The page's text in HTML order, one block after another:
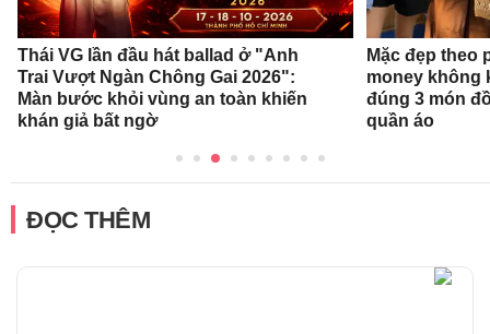
Thái VG lần đầu hát ballad ở "Anh
Trai Vượt Ngàn Chông Gai 2026":
Màn bước khỏi vùng an toàn khiến
khán giả bất ngờ
Mặc đẹp theo
money không
đúng 3 món
quần áo
ĐỌC THÊM